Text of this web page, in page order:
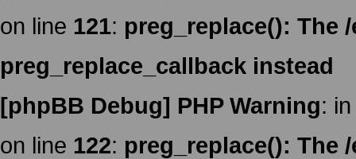
on line 121: preg_replace(): The
preg_replace_callback instead
[phpBB Debug] PHP Warning:
on line 122: preg_replace(): The